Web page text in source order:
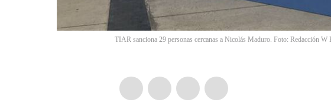
TIAR sanciona 29 personas cercanas a Nicolás Maduro. Foto: Redacción W